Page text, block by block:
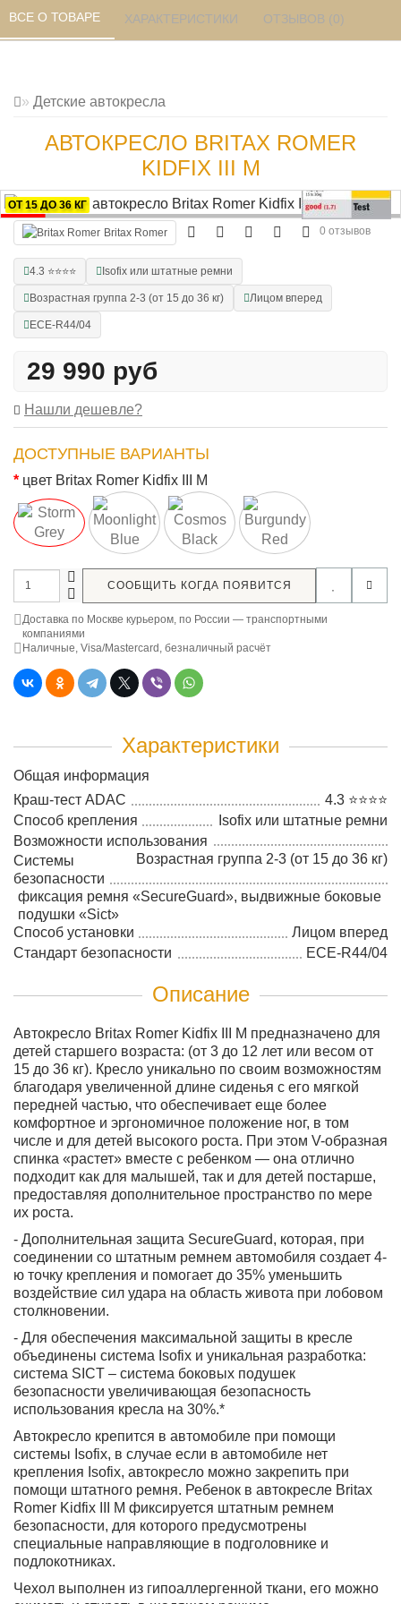
Детские автокресла
АВТОКРЕСЛО BRITAX ROMER
KIDFIX III M
ВСЕ О ТОВАРЕ ХАРАКТЕРИСТИКИ ОТЗЫВОВ (0)
ОТ 15 ДО 36 КГ
Britax Romer 0 отзывов
4.3 ⭐⭐⭐⭐ Isofix или штатные ремни
Возрастная группа 2-3 (от 15 до 36 кг) Лицом вперед
ECE-R44/04
29 990 руб
Нашли дешевле?
ДОСТУПНЫЕ ВАРИАНТЫ
цвет Britax Romer Kidfix III M
СООБЩИТЬ КОГДА ПОЯВИТСЯ
Доставка по Москве курьером, по России — транспортными
компаниями
Наличные, Visa/Mastercard, безналичный расчёт
Характеристики
Общая информация
Краш-тест ADAC
4.3 ⭐⭐⭐⭐
Способ крепления
Isofix или штатные ремни
Возможности использования
Возрастная группа 2-3 (от 15 до 36 кг)
Системы
безопасности
фиксация ремня «SecureGuard», выдвижные боковые
подушки «Sict»
Способ установки
Лицом вперед
Стандарт безопасности
ECE-R44/04
Описание
Автокресло Britax Romer Kidfix III M предназначено для
детей старшего возраста: (от 3 до 12 лет или весом от
15 до 36 кг). Кресло уникально по своим возможностям
благодаря увеличенной длине сиденья с его мягкой
передней частью, что обеспечивает еще более
комфортное и эргономичное положение ног, в том
числе и для детей высокого роста. При этом V-образная
спинка «растет» вместе с ребенком — она отлично
подходит как для малышей, так и для детей постарше,
предоставляя дополнительное пространство по мере
их роста.
- Дополнительная защита SecureGuard, которая, при
соединении со штатным ремнем автомобиля создает 4-
ю точку крепления и помогает до 35% уменьшить
воздействие сил удара на область живота при лобовом
столкновении.
- Для обеспечения максимальной защиты в кресле
объединены система Isofix и уникальная разработка:
система SICT – система боковых подушек
безопасности увеличивающая безопасность
использования кресла на 30%.*
Автокресло крепится в автомобиле при помощи
системы Isofix, в случае если в автомобиле нет
крепления Isofix, автокресло можно закрепить при
помощи штатного ремня. Ребенок в автокресле Britax
Romer Kidfix III M фиксируется штатным ремнем
безопасности, для которого предусмотрены
специальные направляющие в подголовнике и
подлокотниках.
Чехол выполнен из гипоаллергенной ткани, его можно